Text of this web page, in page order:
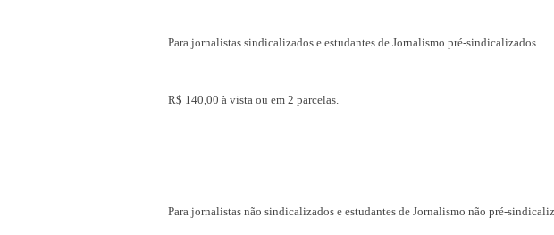
Para jornalistas sindicalizados e estudantes de Jornalismo pré-sindicalizados
R$ 140,00 à vista ou em 2 parcelas.
Para jornalistas não sindicalizados e estudantes de Jornalismo não pré-